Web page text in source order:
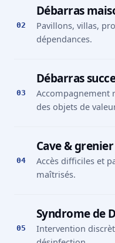
02
Débarras
Pavillons, villas,
dépendances.
03
Débarras
Accompagnement
des objets de
04
Cave & grenier
Accès difficiles et
maîtrisés.
05
Syndrome de
Intervention